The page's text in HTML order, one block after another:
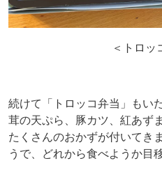
＜トロッ
続けて「トロッコ弁当」もい
茸の天ぷら、豚カツ、紅あず
たくさんのおかずが付いてき
うで、どれから食べようか目